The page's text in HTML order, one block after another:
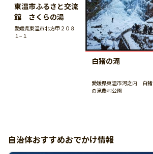
東温市ふるさと交流
館 さくらの湯
愛媛県東温市北方甲２０８
１−１
白猪の滝
愛媛県東温市河之内 白猪
の滝農村公園
自治体おすすめおでかけ情報